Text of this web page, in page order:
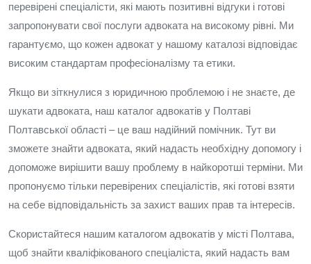
перевірені спеціалісти, які мають позитивні відгуки і готові
запропонувати свої послуги адвоката на високому рівні. Ми
гарантуємо, що кожен адвокат у нашому каталозі відповідає
високим стандартам професіоналізму та етики.
Якщо ви зіткнулися з юридичною проблемою і не знаєте, де
шукати адвоката, наш каталог адвокатів у Полтаві
Полтавської області – це ваш надійний помічник. Тут ви
зможете знайти адвоката, який надасть необхідну допомогу і
допоможе вирішити вашу проблему в найкоротші терміни. Ми
пропонуємо тільки перевірених спеціалістів, які готові взяти
на себе відповідальність за захист ваших прав та інтересів.
Скористайтеся нашим каталогом адвокатів у місті Полтава,
щоб знайти кваліфікованого спеціаліста, який надасть вам